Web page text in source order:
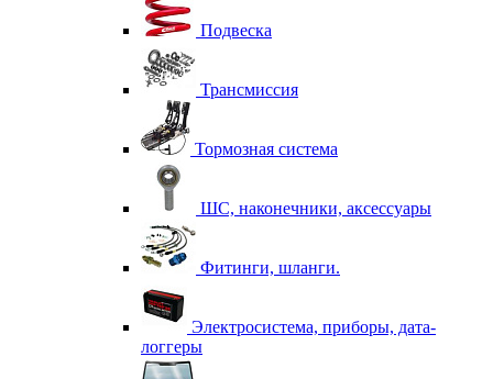
Подвеска
Трансмиссия
Тормозная система
ШС, наконечники, аксессуары
Фитинги, шланги.
Электросистема, приборы, дата-
логгеры